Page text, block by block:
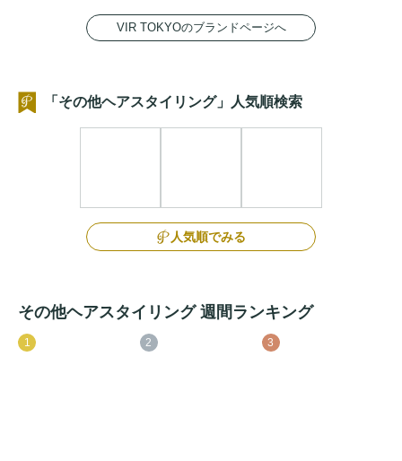
VIR TOKYOのブランドページへ
「その他ヘアスタイリング」人気順検索
人気順でみる
その他ヘアスタイリング 週間ランキング
1 2 3